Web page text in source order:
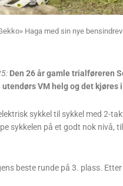
Haga med sin nye
Den 26 år gamle trialføreren
VM helg og det
sykkel til sykkel med 2-
sykkelen på et godt nok nivå,
beste runde på 3. plass.